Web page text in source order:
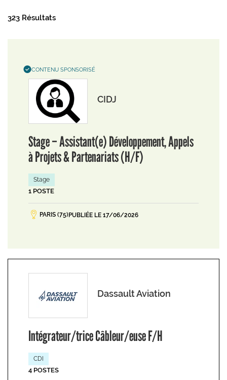
323 Résultats
CONTENU SPONSORISÉ
CIDJ
Stage – Assistant(e) Développement, Appels
à Projets & Partenariats (H/F)
Stage
1 POSTE
PARIS (75) PUBLIÉE LE 17/06/2026
Dassault Aviation
Intégrateur/trice Câbleur/euse F/H
CDI
4 POSTES